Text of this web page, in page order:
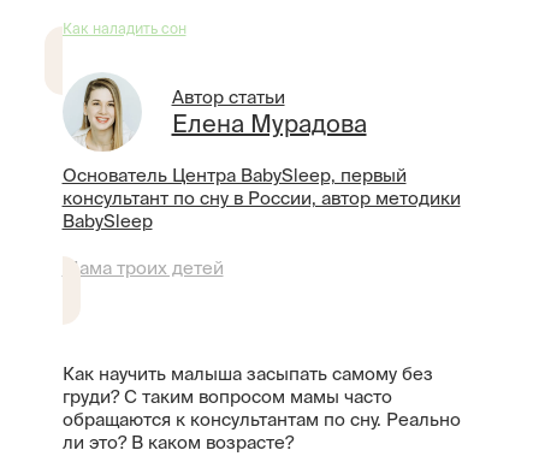
Как наладить сон
Автор статьи
Елена Мурадова
Основатель Центра BabySleep, первый
консультант по сну в России, автор методики
BabySleep
Мама троих детей
Как научить малыша засыпать самому без
груди? С таким вопросом мамы часто
обращаются к консультантам по сну. Реально
ли это? В каком возрасте?